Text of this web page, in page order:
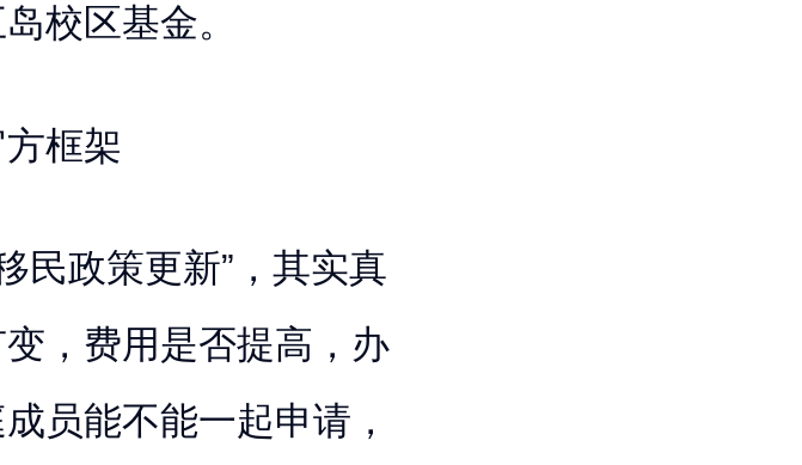
校区基金。
方框架
民政策更新”，其实真
，费用是否提高，办
员能不能一起申请，